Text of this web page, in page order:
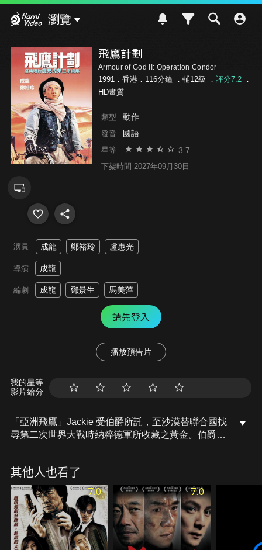
瀏覽
飛鷹計劃
Armour of God II: Operation Condor
1991．香港．116分鐘 ． 輔12級 ． 評分7.2．
HD畫質
類型 動作
發音 國語
星等 3.7
下架時間 2027年09月30日
演員 成龍 鄭裕玲 盧惠光
導演 成龍
編劇 成龍 鄧景生 馬美萍
請先登入
播放預告片
我的星等
影片給分
「亞洲飛鷹」Jackie 受伯爵所託，至沙漠替聯合國找
尋第二次世界大戰時納粹德軍所收藏之黃金。伯爵並
開一場驚險的撒哈拉沙漠之旅…
其他人也看了
7.0 7.0